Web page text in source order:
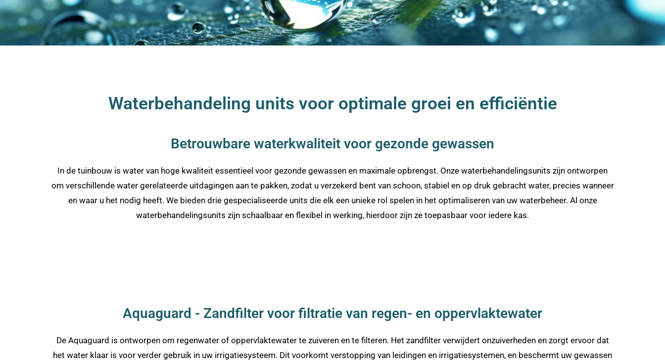
Waterbehandeling units voor optimale groei en efficiëntie
Betrouwbare waterkwaliteit voor gezonde gewassen
In de tuinbouw is water van hoge kwaliteit essentieel voor gezonde gewassen en maximale opbrengst. Onze waterbehandelingsunits zijn ontworpen
om verschillende water gerelateerde uitdagingen aan te pakken, zodat u verzekerd bent van schoon, stabiel en op druk gebracht water, precies wanneer
en waar u het nodig heeft. We bieden drie gespecialiseerde units die elk een unieke rol spelen in het optimaliseren van uw waterbeheer. Al onze
waterbehandelingsunits zijn schaalbaar en flexibel in werking, hierdoor zijn ze toepasbaar voor iedere kas.
Aquaguard - Zandfilter voor filtratie van regen- en oppervlaktewater
De Aquaguard is ontworpen om regenwater of oppervlaktewater te zuiveren en te filteren. Het zandfilter verwijdert onzuiverheden en zorgt ervoor dat
het water klaar is voor verder gebruik in uw irrigatiesysteem. Dit voorkomt verstopping van leidingen en irrigatiesystemen, en beschermt uw gewassen